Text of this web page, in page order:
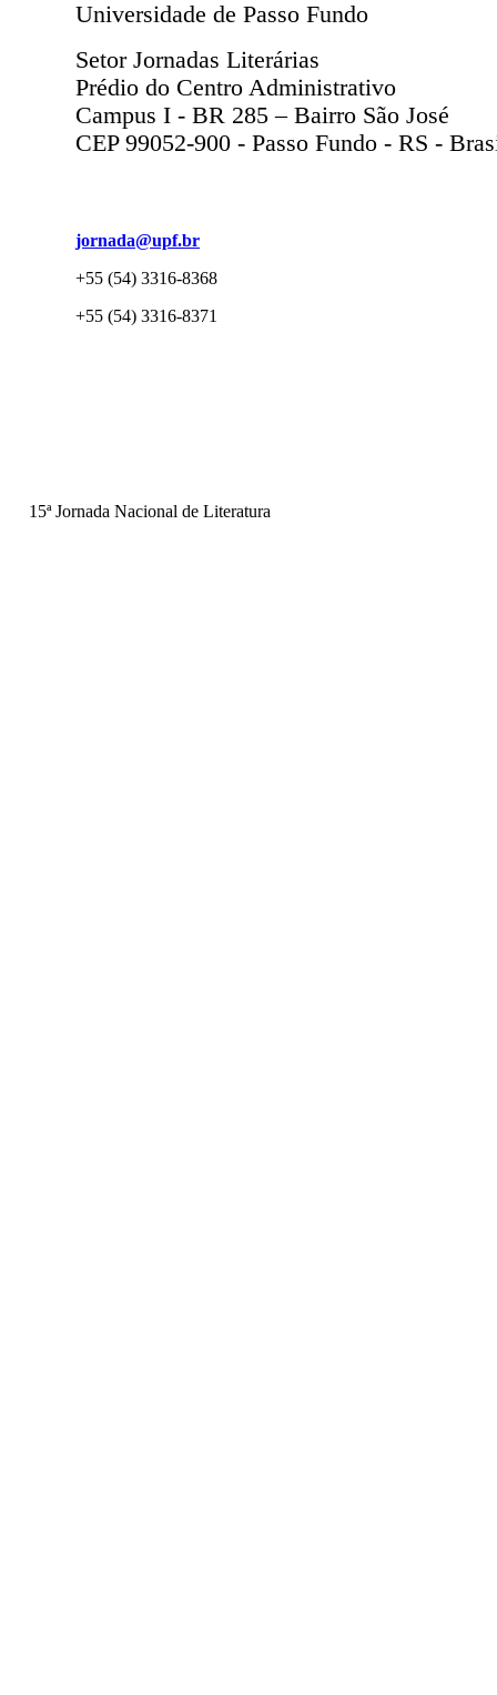
Universidade de Passo Fundo
Setor Jornadas Literárias
Prédio do Centro Administrativo
Campus I - BR 285 – Bairro São José
CEP 99052-900 - Passo Fundo - RS -
jornada@upf.br
+55 (54) 3316-8368
+55 (54) 3316-8371
15ª Jornada Nacional de Literatura